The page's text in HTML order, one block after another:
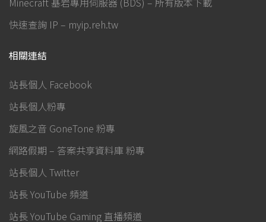
快速查詢 IP – myip.reh.tw
相關連結
站長個人 Facebook
站長個人粉專
旋風之音 GoneTone 粉專
網路假期 – 答案共享資料庫 粉專
站長個人 Twitter
站長 YouTube 頻道
站長 YouTube Gaming 直播頻道